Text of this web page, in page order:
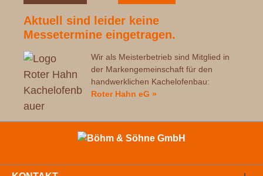
Aktuell sind leider keine
Messetermine eingetragen.
Wir als Meisterbetrieb sind Mitglied in
der Markengemeinschaft für den
handwerklichen Kachelofenbau:
Roter Hahn eG »